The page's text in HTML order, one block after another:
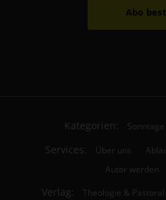
Abo
Kategorien: Sonntage
Services: Über uns
Autor werden
Verlag: Theologie & Pastoral